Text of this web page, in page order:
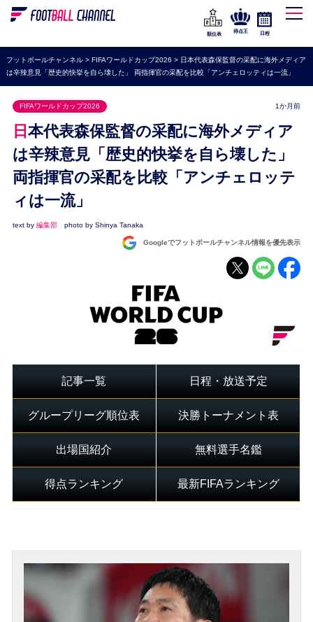
WEリーグ
海外サッカー
プレミアリーグ
ラ・リーガ
セリエA
ブンデスリーガ
UEFA
ナショナルチーム
高校サッカー
順位表
得点王 日程
フットボールチャンネル> FIFAワールドカップ2026 > 日本代表森保監督の采配に海外メディア
は辛辣意見「歴史的快挙を自ら壊した」 両指揮官の采配を比較「アンチェロッティは一流」
FIFAワールドカップ2026 1か月前
日本代表森保監督の采配に海外メディア
は辛辣意見「歴史的快挙を自ら壊した」
両指揮官の采配を比較「アンチェロッテ
ィは一流」
text by 編集部 photo by Shinya Tanaka
Googleでフットボールチャンネル情報を優先表示
記事一覧 日程・放送予定
グループリーグ順位表 決勝トーナメント表
出場国紹介 無料選手名鑑
得点ランキング 最新FIFAランキング